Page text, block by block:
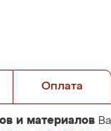
Оплата
и материалов